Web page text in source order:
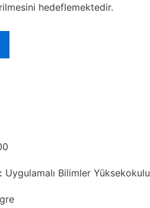
hedeflemektedir.
Uygulamalı Bilimler Yüksekokulu